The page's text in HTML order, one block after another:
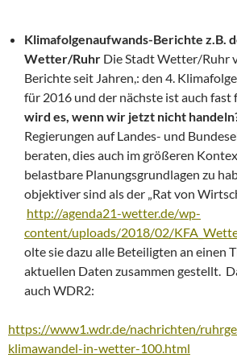
Klimafolgenaufwands-Berichte z.B.
Wetter/Ruhr Die Stadt Wetter/Ruhr
Berichte seit Jahren,: den 4.
für 2016 und der nächste ist auch fast
wird es, wenn wir jetzt nicht
Regierungen auf Landes- und
beraten, dies auch im größeren
belastbare Planungsgrundlagen zu
objektiver sind als der „Rat von
http://agenda21-wetter.de/wp-
content/uploads/2018/02/
olte sie dazu alle Beteiligten an einen
aktuellen Daten zusammen gestellt.
auch WDR2:
https://www1.wdr.de/nachrichten/
klimawandel-in-wetter-100.html